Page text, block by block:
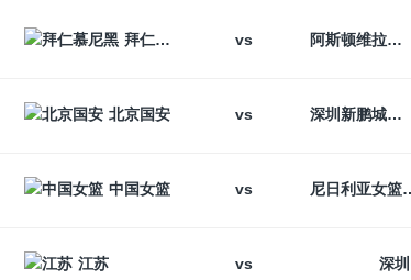
拜仁慕尼黑 vs 阿斯顿维拉
北京国安 vs 深圳新鹏城
中国女篮 vs 尼日
江苏 vs 深圳